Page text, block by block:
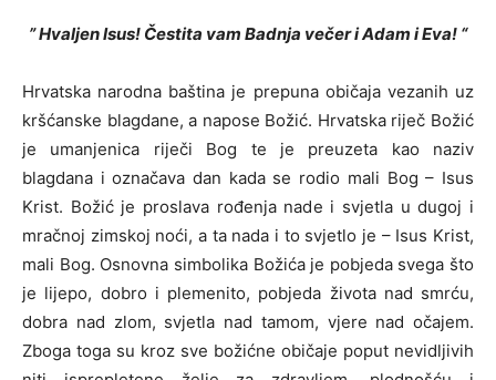
” Hvaljen Isus! Čestita vam Badnja večer i Adam i Eva! “
Hrvatska narodna baština je prepuna običaja vezanih uz
kršćanske blagdane, a napose Božić. Hrvatska riječ Božić
je umanjenica riječi Bog te je preuzeta kao naziv
blagdana i označava dan kada se rodio mali Bog – Isus
Krist. Božić je proslava rođenja nade i svjetla u dugoj i
mračnoj zimskoj noći, a ta nada i to svjetlo je – Isus Krist,
mali Bog. Osnovna simbolika Božića je pobjeda svega što
je lijepo, dobro i plemenito, pobjeda života nad smrću,
dobra nad zlom, svjetla nad tamom, vjere nad očajem.
Zboga toga su kroz sve božićne običaje poput nevidljivih